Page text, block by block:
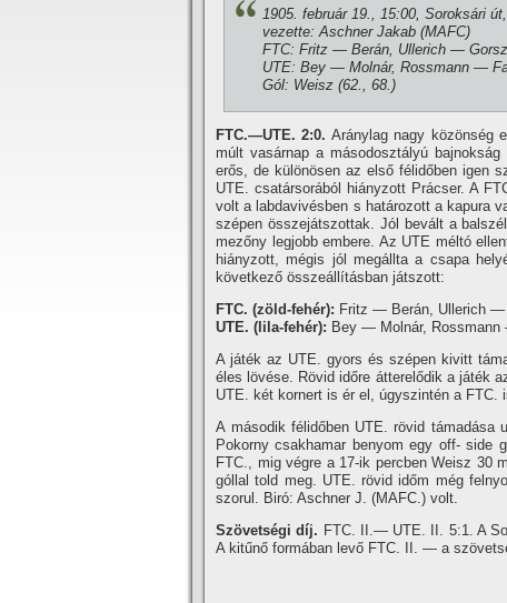
1905. február 19., 15:00, Soroksári
vezette: Aschner Jakab (MAFC)
FTC: Fritz — Berán, Ullerich —
UTE: Bey — Molnár, Rossmann —
Gól: Weisz (62., 68.)
FTC.—UTE. 2:0. Aránylag nagy közönség
múlt vasárnap a másodosztályú
erős, de különösen az első félidőben igen
UTE. csatársorából hiányzott Prácser. A
volt a labdavivésben s határozott a kapura
szépen összejátszottak. Jól bevált a
mezőny legjobb embere. Az UTE méltó
hiányzott, mégis jól megállta a csapa
következő összeállí­tásban játszott:
FTC. (zöld-fehér): Fritz — Berán, Ullerich —
UTE. (lila-fehér): Bey — Molnár,
A játék az UTE. gyors és szépen kivitt
éles lövése. Rövid időre átterelődik a játék
UTE. két kornert is ér el, úgyszintén a FTC.
A második félidőben UTE. rövid támadása
Pokorny csakhamar benyom egy off- side
FTC., mig végre a 17-ik percben Weisz 30
góllal told meg. UTE. rövid időm még
szorul. Biró: Aschner J. (MAFC.) volt.
Szövetségi dí­j. FTC. II.— UTE. II. 5:1. A
A kitűnő formában levő FTC. II. — a